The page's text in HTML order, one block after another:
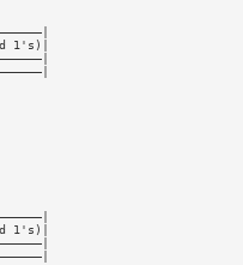
1's)|
1's)|